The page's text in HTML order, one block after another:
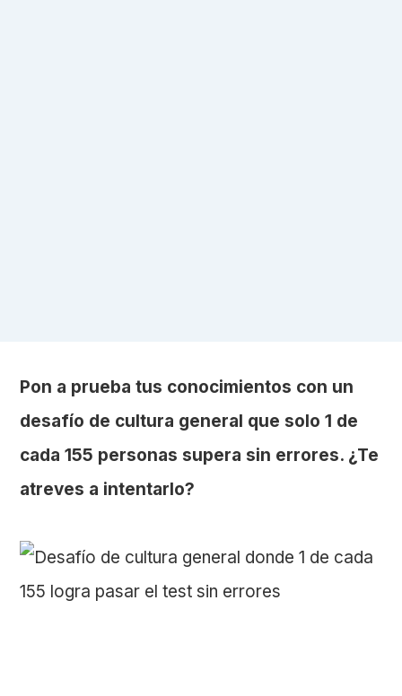
Pon a prueba tus conocimientos con un
desafío de cultura general que solo 1 de
cada 155 personas supera sin errores. ¿Te
atreves a intentarlo?